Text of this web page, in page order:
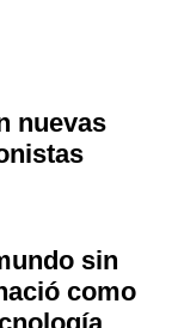
nuevas
sin
como